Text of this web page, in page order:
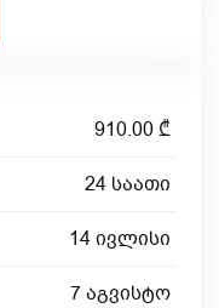
910.00 ₾
24 საათი
14 ივლისი
7 აგვისტო